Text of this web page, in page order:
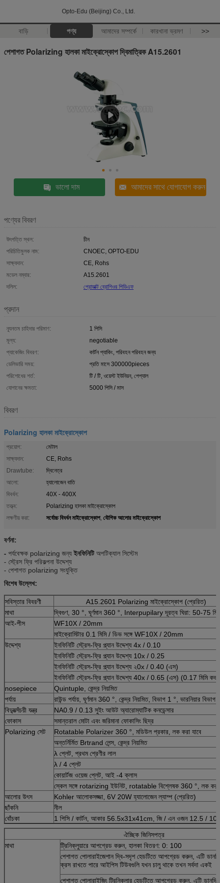
Opto-Edu (Beijing) Co., Ltd.
বাড়ি পণ্য আমাদের সম্পর্কে কারখানা ভ্রমণ >>
পেশাগত Polarizing হালকা মাইক্রোস্কোপ দ্বিমাত্রিক A15.2601
ভালো দাম আমাদের সাথে যোগাযোগ করুন
পণ্যের বিবরণ
উৎপত্তি স্থল:
চীন
পরিচিতিমুলক নাম:
CNOEC, OPTO-EDU
সাক্ষ্যদান:
CE, Rohs
মডেল নম্বার:
A15.2601
দলিল:
প্রোডাক্ট ব্রোশিওর পিডিএফ
প্রদান
ন্যূনতম চাহিদার পরিমাণ:
1 পিসি
মূল্য:
negotiable
প্যাকেজিং বিবরণ:
কার্টন প্যাকিং, পরিবহন পরিবহন জন্য
ডেলিভারি সময়:
প্রতি মাসে 300000pieces
পরিশোধের শর্ত:
টি / টি, ওয়েস্ট ইউনিয়ন, পেপ্যাল
যোগানের ক্ষমতা:
5000 পিসি / মাস
বিবরণ
Polarizing হালকা মাইক্রোস্কোপ
প্রয়োগ:
মেটাল
সাক্ষ্যদান:
CE, Rohs
Drawtube:
দ্বিনেত্র
আলো:
হ্যালোজেন বাতি
বিবর্ধন:
40X - 400X
তত্ত্ব:
Polarizing হালকা মাইক্রোস্কোপ
লক্ষণীয় করা:
সর্বোচ্চ বিবর্ধন মাইক্রোস্কোপ, যৌগিক আলোর মাইক্রোস্কোপ
বর্ণনা:
- পর্যবেক্ষক polarizing জন্য ইনফিনিটি অপটিক্যাল সিস্টেম
- স্ট্রেস ফ্রি পরিকল্পনা উদ্দেশ্য
- পেশাগত polarizing সংযুক্তি
বিশেষ উল্লেখ:
সবিস্তার বিবরণী
A15.2601 Polarizing মাইক্রোস্কোপ (প্রেরিত)
মাথা
দ্বিগুণ, 30 °, ঘূর্ণমান 360 °, Interpupilary দূরত্ব ঘিরা: 50-75
আই-পীস
WF10X / 20mm
মাইক্রোমিটার 0.1 মিমি / ডিভ সঙ্গে WF10X / 20mm
উদ্দেশ্য
ইনফিনিটি স্ট্রেস-ফ্রি প্ল্যান উদ্দেশ্য 4x / 0.10
ইনফিনিটি স্ট্রেস-ফ্রি প্ল্যান উদ্দেশ্য 10x / 0.25
ইনফিনিটি স্ট্রেস-ফ্রি প্ল্যান উদ্দেশ্য ২0x / 0.40 (এস)
ইনফিনিটি স্ট্রেস-ফ্রি প্ল্যান উদ্দেশ্য 40x / 0.65 (এস) (0.17 মিমি
nosepiece
Quintuple, কেন্দ্র নিয়মিত
পর্যায়
রাউন্ড পর্যায়, ঘূর্ণমান 360 °, কেন্দ্র নিয়মিত, বিভাগ 1 °, ভারনিয়ার বিভাগ
বিদ্যুত্সঁচয়ী যন্ত্র
NA0.9 / 0.13 সুইং আউট অ্যারোম্যাটিক কনডেন্সার
ফোকাস
সমান্তরাল মোটা এবং জরিমানা ফোকাসিং ছিদ্র
Polarizing সেট
Rotatable Polarizer 360 °, মডিউল প্রকার, লক করা যাবে
অন্তর্নির্মিত Brtrand লেন্স, কেন্দ্র নিয়মিত
λ প্লেট, প্রথম শ্রেণীর লাল
λ / 4 প্লেট
কোয়ার্টজ ওয়েজ প্লেট, আই -4 ক্লাস
স্কেল সঙ্গে rotarizing ইউনিট, rotatable বিশ্লেষক 360 °, লক করা
আলোর উৎস
Kohler আলোকসজ্জা, 6V 20W হ্যালোজেন ল্যাম্প (প্রেরিত)
ছাঁকনি
নীল
বোঁচকা
1 পিসি / কার্টন, আকার 56.5x31x41cm, জি / এন ওজন 12.5 / 10
ঐচ্ছিক জিনিসপত্র
মাথা
ট্রিনিক্লুয়ারে আপগ্রেড করুন, হালকা বিতরণ: 0: 100
পেশাগত পোলারাইজেশান দ্বি-সদৃশ হেডটিতে আপগ্রেড করুন, এটি
ক্রস রাখতে পারে আইপিস টিউবগুলি যখন চালু থাকে তখন সর্বদা একই
পেশাগত পোলারাইজিং ট্রিনিকুলার হেডটিতে আপগ্রেড করুন, এটি